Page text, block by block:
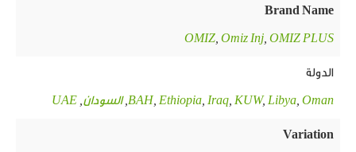
Brand Name
OMIZ,Omiz Inj,OMIZ PLUS
الدولة
BAH,Ethiopia,Iraq,KUW,Libya,Oman
,السودان,
UAE
Variation